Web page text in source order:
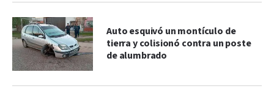
Auto esquivó un montículo de
tierra y colisionó contra un poste
de alumbrado